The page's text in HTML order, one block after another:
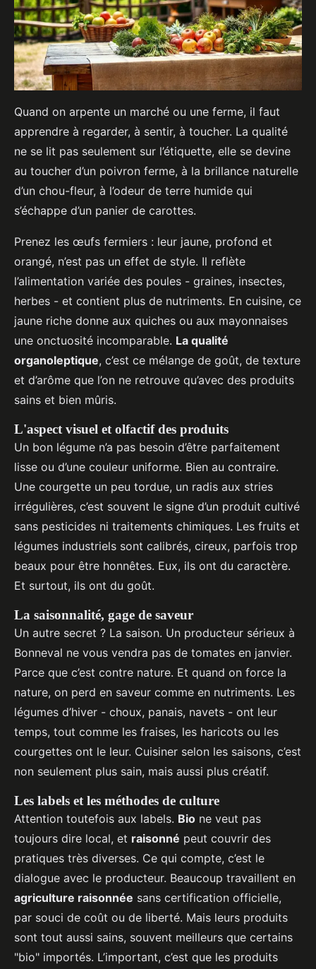
Quand on arpente un marché ou une ferme, il faut
apprendre à regarder, à sentir, à toucher. La qualité
ne se lit pas seulement sur l’étiquette, elle se devine
au toucher d’un poivron ferme, à la brillance naturelle
d’un chou-fleur, à l’odeur de terre humide qui
s’échappe d’un panier de carottes.
Prenez les œufs fermiers : leur jaune, profond et
orangé, n’est pas un effet de style. Il reflète
l’alimentation variée des poules - graines, insectes,
herbes - et contient plus de nutriments. En cuisine, ce
jaune riche donne aux quiches ou aux mayonnaises
une onctuosité incomparable. La qualité
organoleptique, c’est ce mélange de goût, de texture
et d’arôme que l’on ne retrouve qu’avec des produits
sains et bien mûris.
L'aspect visuel et olfactif des produits
Un bon légume n’a pas besoin d’être parfaitement
lisse ou d’une couleur uniforme. Bien au contraire.
Une courgette un peu tordue, un radis aux stries
irrégulières, c’est souvent le signe d’un produit cultivé
sans pesticides ni traitements chimiques. Les fruits et
légumes industriels sont calibrés, cireux, parfois trop
beaux pour être honnêtes. Eux, ils ont du caractère.
Et surtout, ils ont du goût.
La saisonnalité, gage de saveur
Un autre secret ? La saison. Un producteur sérieux à
Bonneval ne vous vendra pas de tomates en janvier.
Parce que c’est contre nature. Et quand on force la
nature, on perd en saveur comme en nutriments. Les
légumes d’hiver - choux, panais, navets - ont leur
temps, tout comme les fraises, les haricots ou les
courgettes ont le leur. Cuisiner selon les saisons, c’est
non seulement plus sain, mais aussi plus créatif.
Les labels et les méthodes de culture
Attention toutefois aux labels. Bio ne veut pas
toujours dire local, et raisonné peut couvrir des
pratiques très diverses. Ce qui compte, c’est le
dialogue avec le producteur. Beaucoup travaillent en
agriculture raisonnée sans certification officielle,
par souci de coût ou de liberté. Mais leurs produits
sont tout aussi sains, souvent meilleurs que certains
"bio" importés. L’important, c’est que les produits